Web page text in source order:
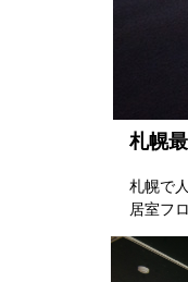
札幌
札幌で
居室フ